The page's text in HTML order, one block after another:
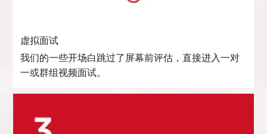
虚拟面试
我们的一些开场白跳过了屏幕前评估，直接进入一对
一或群组视频面试。